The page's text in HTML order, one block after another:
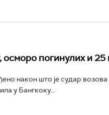
осморо погинулих и
након што је судар
у Бангкоку...